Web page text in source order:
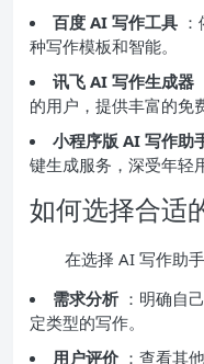
百度 AI 写作工具
种写作模板和智能。
讯飞 AI 写作生成器
的用户，提供丰富的免
小程序版 AI 写作助
键生成服务，深受年轻
如何选择合适
在选择 AI 写作助
需求分析 ：明确自
定类型的写作。
用户评价 ：查看其